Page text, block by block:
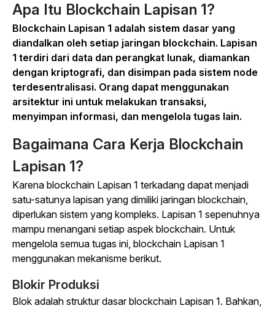
Apa Itu Blockchain Lapisan 1?
Blockchain Lapisan 1 adalah sistem dasar yang
diandalkan oleh setiap jaringan blockchain. Lapisan
1 terdiri dari data dan perangkat lunak, diamankan
dengan kriptografi, dan disimpan pada sistem node
terdesentralisasi. Orang dapat menggunakan
arsitektur ini untuk melakukan transaksi,
menyimpan informasi, dan mengelola tugas lain.
Bagaimana Cara Kerja Blockchain
Lapisan 1?
Karena blockchain Lapisan 1 terkadang dapat menjadi
satu-satunya lapisan yang dimiliki jaringan blockchain,
diperlukan sistem yang kompleks. Lapisan 1 sepenuhnya
mampu menangani setiap aspek blockchain. Untuk
mengelola semua tugas ini, blockchain Lapisan 1
menggunakan mekanisme berikut.
Blokir Produksi
Blok adalah struktur dasar blockchain Lapisan 1. Bahkan,